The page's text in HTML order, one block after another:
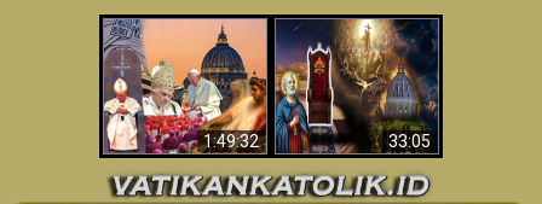
1:49:32
Wahyu di Vatikan
Sekarang
33:05
Apakah Alkitab
Memprediksikan 70
Tahun Tanpa
Seorang Paus?